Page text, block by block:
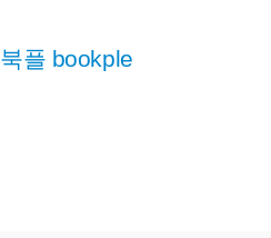
북플 bookple